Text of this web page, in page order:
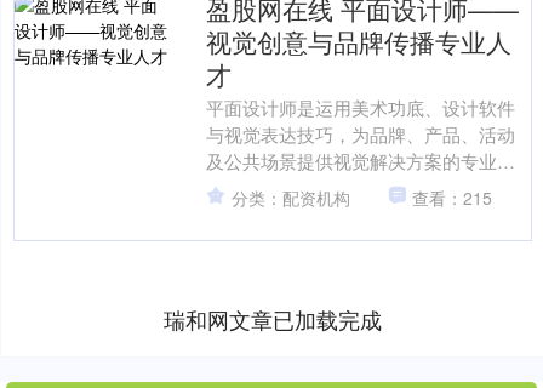
盈股网在线 平面设计师——
视觉创意与品牌传播专业人
才
平面设计师是运用美术功底、设计软件
与视觉表达技巧，为品牌、产品、活动
及公共场景提供视觉解决方案的专业创
意人才，主要从事品牌形象、包装设
计、广告海报、画册装帧、U....
分类：配资机构 查看：215
瑞和网文章已加载完成